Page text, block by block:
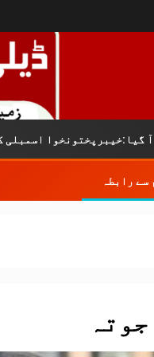
اسمبلی کا
سے رابطہ